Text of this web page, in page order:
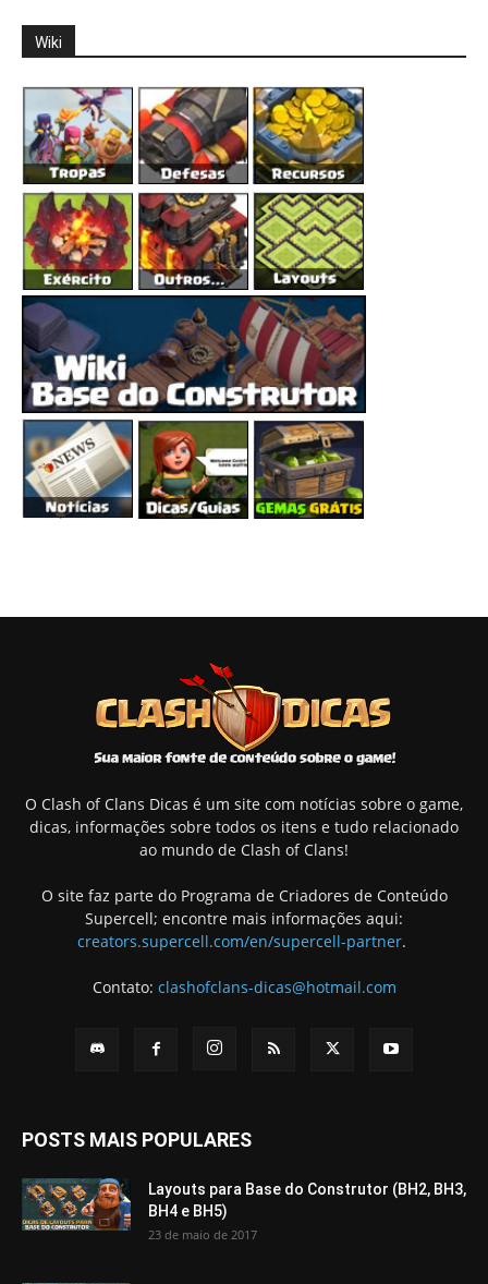
Wiki
O Clash of Clans Dicas é um site com notícias sobre o game,
dicas, informações sobre todos os itens e tudo relacionado
ao mundo de Clash of Clans!
O site faz parte do Programa de Criadores de Conteúdo
Supercell; encontre mais informações aqui:
creators.supercell.com/en/supercell-partner.
Contato: clashofclans-dicas@hotmail.com
POSTS MAIS POPULARES
Layouts para Base do Construtor (BH2, BH3,
BH4 e BH5)
23 de maio de 2017